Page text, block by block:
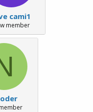
ר
י
ך
cami1
member